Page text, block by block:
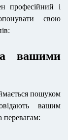
професійний і
свою
вашими
пошуком
вашим
перевагам: